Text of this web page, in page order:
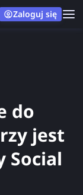
Zaloguj się
do
jest
Social